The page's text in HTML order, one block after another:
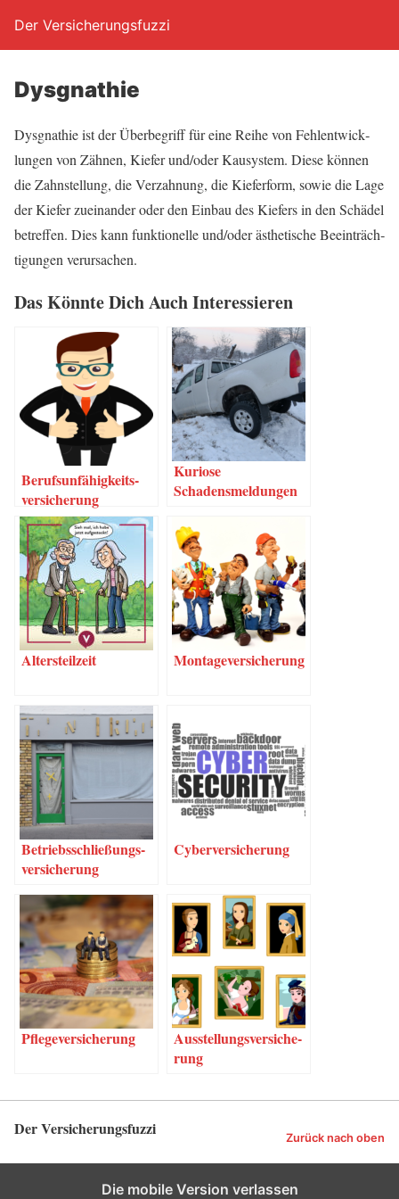
Der Versicherungsfuzzi
Dys­gnathie
Dys­gnathie ist der Über­be­griff für eine Rei­he von Fehl­ent­wick­
lun­gen von Zäh­nen, Kie­fer und/oder Kau­sys­tem. Die­se kön­nen
die Zahn­stel­lung, die Ver­zah­nung, die Kie­fer­form, sowie die Lage
der Kie­fer zuein­an­der oder den Ein­bau des Kie­fers in den Schä­del
betref­fen. Dies kann funk­tio­nel­le und/oder ästhe­ti­sche Beein­träch­
ti­gun­gen verursachen.
Das Könn­te Dich Auch Interessieren
Berufs­un­fä­hig­keits­
ver­si­che­rung
Kurio­se
Schadensmeldungen
Alters­teil­zeit Mon­ta­ge­ver­si­che­rung
Betriebs­schlie­ßungs­
ver­si­che­rung
Cyber­ver­si­che­rung
Pfle­ge­ver­si­che­rung
Aus­stel­lungs­ver­si­che­
rung
Der Versicherungsfuzzi Zurück nach oben
Die mobile Version verlassen